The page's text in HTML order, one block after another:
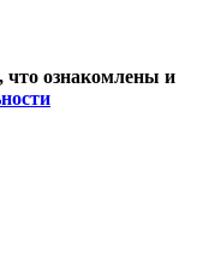
что ознакомлены и